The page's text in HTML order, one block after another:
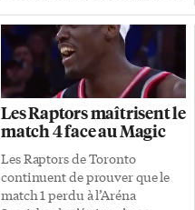
quartier Leslieville. Ils sont
issus de compétitions tenues
ces derniers mois dans les
écoles de nos conseils scolaires
MonAvenir et Viamonde dans
quatre catérories: discours (7e à
9e années), expression
dramatique (7e à 9e), essai (9e)
et débat (9e). Venez nombreux
les encourager!
Les Raptors maîtrisent le
match 4 face au Magic
Les Raptors de Toronto
continuent de prouver que le
match 1 perdu à l’Aréna